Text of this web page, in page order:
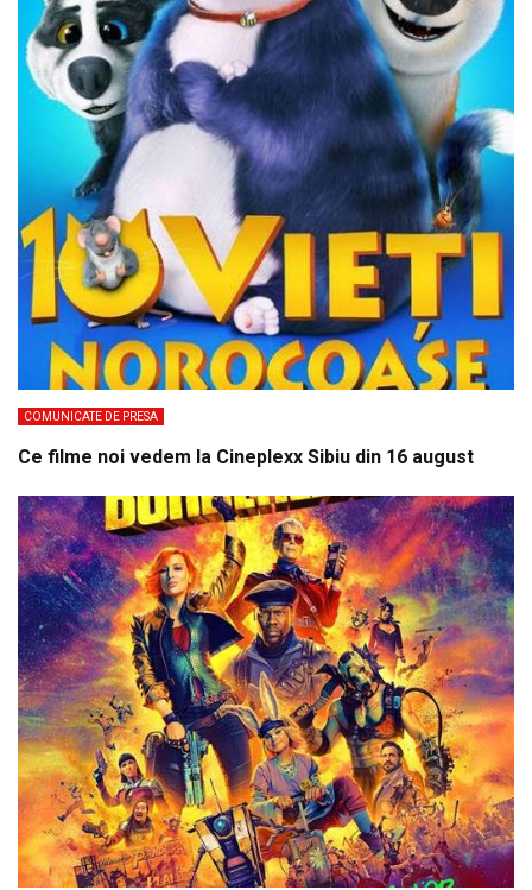
COMUNICATE DE PRESA
Ce filme noi vedem la Cineplexx Sibiu din 16 august